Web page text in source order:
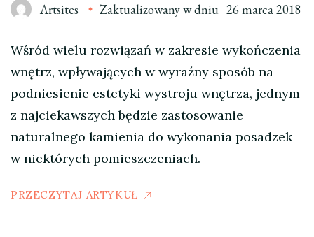
Artsites Zaktualizowany w dniu 26 marca 2018
Wśród wielu rozwiązań w zakresie wykończenia
wnętrz, wpływających w wyraźny sposób na
podniesienie estetyki wystroju wnętrza, jednym
z najciekawszych będzie zastosowanie
naturalnego kamienia do wykonania posadzek
w niektórych pomieszczeniach.
PRZECZYTAJ ARTYKUŁ